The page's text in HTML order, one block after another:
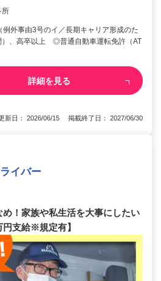
所
例外事由3号のイ／長期キャリア形成のた
）、高卒以上 ◎普通自動車運転免許（AT
詳細を見る
新日： 2026/06/15 掲載終了日： 2027/06/30
イバー
！家族や私生活を大事にしたい
支給※規定有】